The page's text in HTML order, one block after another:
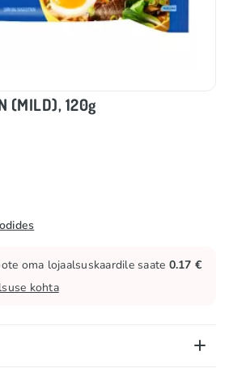
(MILD), 120g
oma lojaalsuskaardile saate 0.17 €
kohta